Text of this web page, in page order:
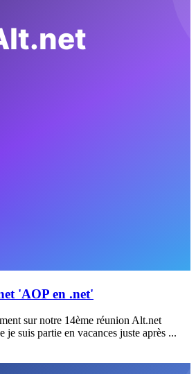
'AOP en .net'
sur notre 14ème réunion Alt.net
je suis partie en vacances juste après ...